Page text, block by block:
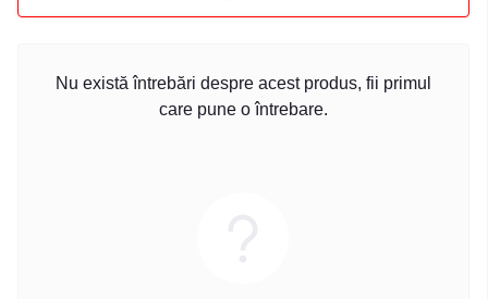
Nu există întrebări despre acest produs, fii primul
care pune o întrebare.